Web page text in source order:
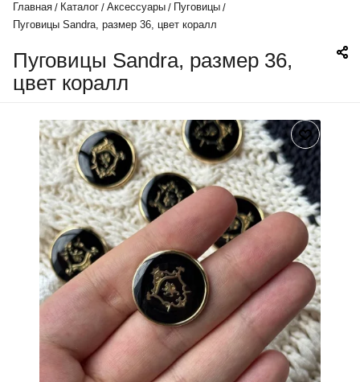
Главная / Каталог / Аксессуары / Пуговицы /
Пуговицы Sandra, размер 36, цвет коралл
Пуговицы Sandra, размер 36,
цвет коралл